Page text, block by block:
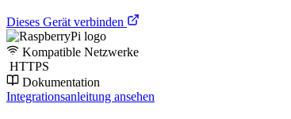
Dieses Gerät verbinden
Kompatible Netzwerke
HTTPS
Dokumentation
Integrationsanleitung ansehen